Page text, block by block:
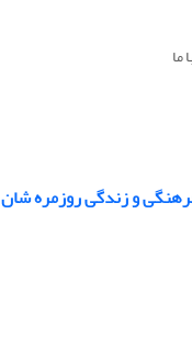
ما
و زندگی روزمره شان